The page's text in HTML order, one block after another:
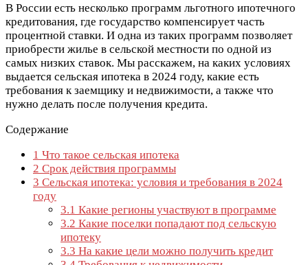
В России есть несколько программ льготного ипотечного
кредитования, где государство компенсирует часть
процентной ставки. И одна из таких программ позволяет
приобрести жилье в сельской местности по одной из
самых низких ставок. Мы расскажем, на каких условиях
выдается сельская ипотека в 2024 году, какие есть
требования к заемщику и недвижимости, а также что
нужно делать после получения кредита.
Содержание
1 Что такое сельская ипотека
2 Срок действия программы
3 Сельская ипотека: условия и требования в 2024
году
3.1 Какие регионы участвуют в программе
3.2 Какие поселки попадают под сельскую
ипотеку
3.3 На какие цели можно получить кредит